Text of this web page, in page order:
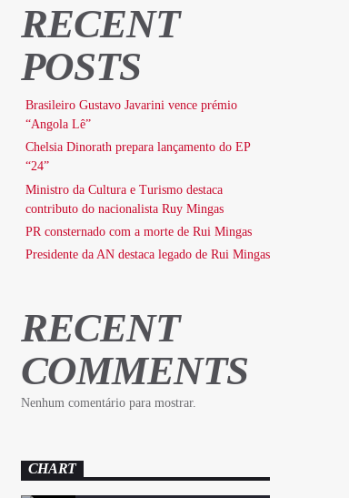
RECENT
POSTS
Brasileiro Gustavo Javarini vence prémio
“Angola Lê”
Chelsia Dinorath prepara lançamento do EP
“24”
Ministro da Cultura e Turismo destaca
contributo do nacionalista Ruy Mingas
PR consternado com a morte de Rui Mingas
Presidente da AN destaca legado de Rui Mingas
RECENT
COMMENTS
Nenhum comentário para mostrar.
CHART